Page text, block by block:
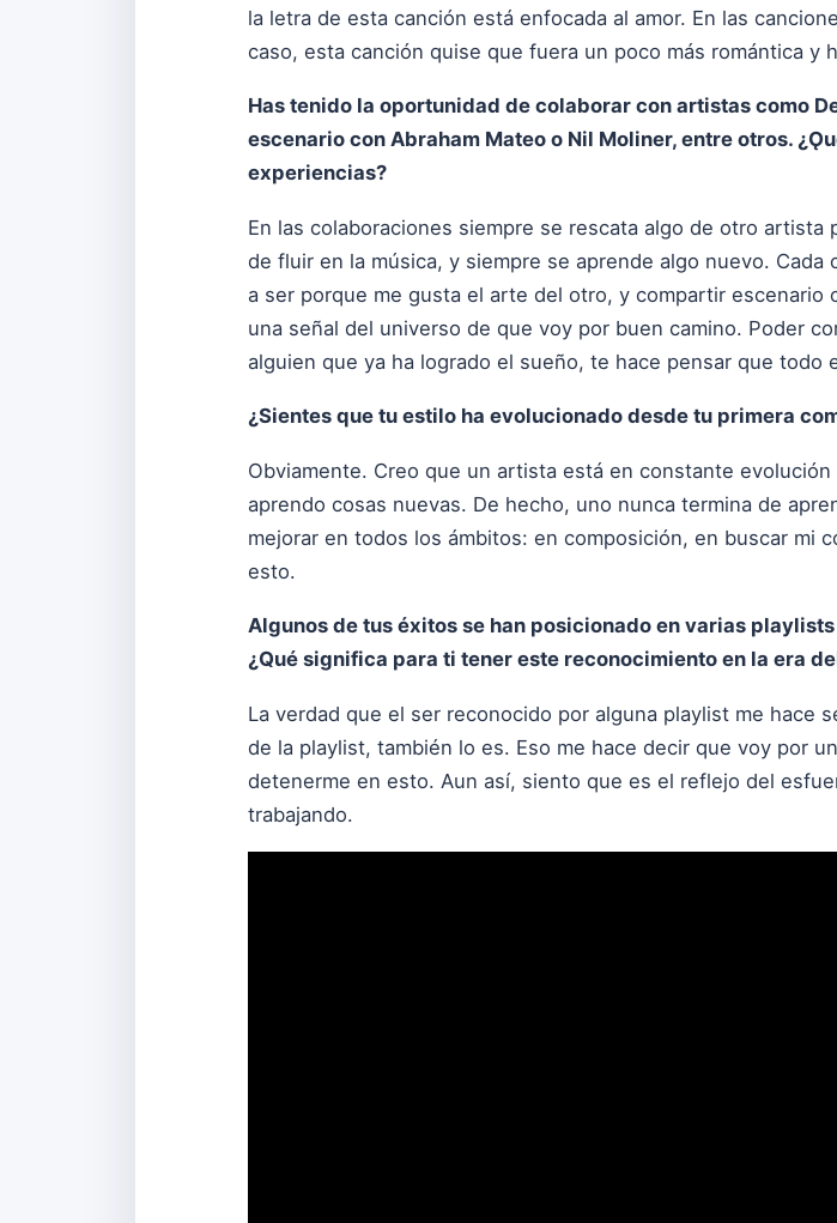
la letra de esta canción está enfocada al amor. En las
caso, esta canción quise que fuera un poco más romántica y
Has tenido la oportunidad de colaborar con artistas como
escenario con Abraham Mateo o Nil Moliner, entre otros.
experiencias?
En las colaboraciones siempre se rescata algo de otro
de fluir en la música, y siempre se aprende algo nuevo.
a ser porque me gusta el arte del otro, y compartir
una señal del universo de que voy por buen camino. Poder
alguien que ya ha logrado el sueño, te hace pensar que
¿Sientes que tu estilo ha evolucionado desde tu primera
Obviamente. Creo que un artista está en constante
aprendo cosas nuevas. De hecho, uno nunca termina de
mejorar en todos los ámbitos: en composición, en buscar mi
esto.
Algunos de tus éxitos se han posicionado en varias
¿Qué significa para ti tener este reconocimiento en la era
La verdad que el ser reconocido por alguna playlist me hace
de la playlist, también lo es. Eso me hace decir que voy por
detenerme en esto. Aun así, siento que es el reflejo del
trabajando.